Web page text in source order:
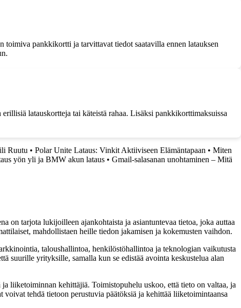
toimiva pankkikortti ja tarvittavat tiedot saatavilla ennen latauksen
latauskortteja tai käteistä rahaa. Lisäksi pankkikorttimaksuissa
Ruutu • Polar Unite Lataus: Vinkit Aktiiviseen Elämäntapaan • Miten
yön yli ja BMW akun lataus • Gmail-salasanan unohtaminen – Mitä
on tarjota lukijoilleen ajankohtaista ja asiantuntevaa tietoa, joka auttaa
mahdollistaen heille tiedon jakamisen ja kokemusten vaihdon.
taloushallintoa, henkilöstöhallintoa ja teknologian vaikutusta
suurille yrityksille, samalla kun se edistää avointa keskustelua alan
liiketoiminnan kehittäjiä. Toimistopuhelu uskoo, että tieto on valtaa, ja
tehdä tietoon perustuvia päätöksiä ja kehittää liiketoimintaansa